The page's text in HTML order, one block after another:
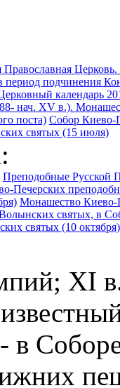
Православная
период подчинения
календарь
нач. XV в.).
поста) Собор Киево-
святых (15 июля)
Преподобные Русской
Печерских
Монашество Киево-
святых, в
святых (10 октября)
XI
в